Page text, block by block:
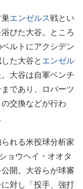
エンゼルス戦とい
びた大谷。ところ
ルトにアクシデン
た大谷とエンゼル
大谷は自軍ベンチ
であり、ロバーツ
交換などが行わ
れる米投球分析家
ョウヘイ・オオタ
開。大谷らが球審
対し「投手、強打